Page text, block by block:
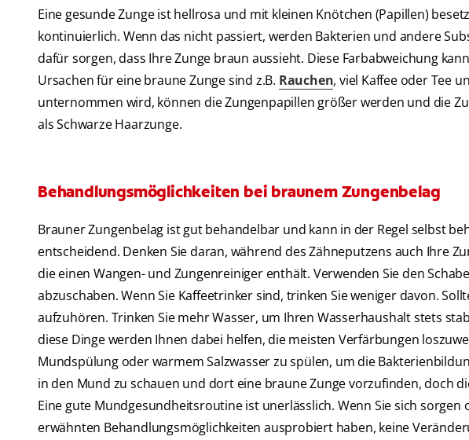
Eine gesunde Zunge ist hellrosa und mit kleinen Knötchen (Papillen)
kontinuierlich. Wenn das nicht passiert, werden Bakterien und andere
dafür sorgen, dass Ihre Zunge braun aussieht. Diese Farbabweichung
Ursachen für eine braune Zunge sind z.B. Rauchen, viel Kaffee oder Tee
unternommen wird, können die Zungenpapillen größer werden und die
als Schwarze Haarzunge.
Behandlungsmöglichkeiten bei braunem Zungenbelag
Brauner Zungenbelag ist gut behandelbar und kann in der Regel selbst
entscheidend. Denken Sie daran, während des Zähneputzens auch Ihre
die einen Wangen- und Zungenreiniger enthält. Verwenden Sie den
abzuschaben. Wenn Sie Kaffeetrinker sind, trinken Sie weniger davon.
aufzuhören. Trinken Sie mehr Wasser, um Ihren Wasserhaushalt stets
diese Dinge werden Ihnen dabei helfen, die meisten Verfärbungen
Mundspülung oder warmem Salzwasser zu spülen, um die
in den Mund zu schauen und dort eine braune Zunge vorzufinden, doch
Eine gute Mundgesundheitsroutine ist unerlässlich. Wenn Sie sich sorgen
erwähnten Behandlungsmöglichkeiten ausprobiert haben, keine